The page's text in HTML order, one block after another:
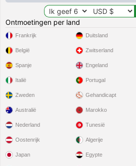
Ontmoetingen per land
Frankrijk
België
Spanje
Italië
Zweden
Duitsland
Zwitserland
Engeland
Portugal
Gehandicapt
Australië
Nederland
Oostenrijk
Japan
Marokko
Tunesië
Algerije
Egypte